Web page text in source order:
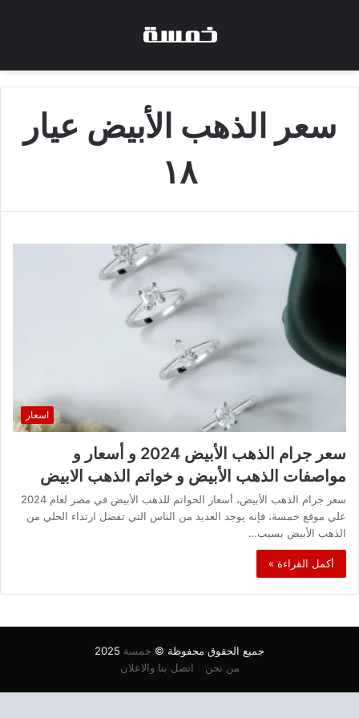
سعر الذهب الأبيض عيار
١٨
اسعار
سعر جرام الذهب الأبيض 2024 و أسعار و
مواصفات الذهب الأبيض و خواتم الذهب الابيض
سعر جرام الذهب الأبيض، أسعار الخواتم للذهب الأبيض في مصر لعام 2024
علي موقع خمسة، فإنه يوجد العديد من الناس التي تفضل ارتداء الحلي من
الذهب الأبيض بسبب…
أكمل القراءة »
جميع الحقوق محفوظة © خمسة
من نحن
اتصل بنا والاعلان